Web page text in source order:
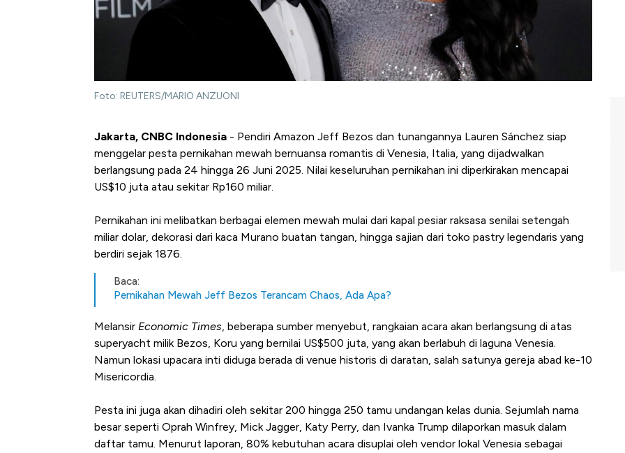
Foto: REUTERS/MARIO ANZUONI
Jakarta, CNBC Indonesia - Pendiri Amazon Jeff Bezos dan tunangannya Lauren Sánchez siap
menggelar pesta pernikahan mewah bernuansa romantis di Venesia, Italia, yang dijadwalkan
berlangsung pada 24 hingga 26 Juni 2025. Nilai keseluruhan pernikahan ini diperkirakan mencapai
US$10 juta atau sekitar Rp160 miliar.
Pernikahan ini melibatkan berbagai elemen mewah mulai dari kapal pesiar raksasa senilai setengah
miliar dolar, dekorasi dari kaca Murano buatan tangan, hingga sajian dari toko pastry legendaris yang
berdiri sejak 1876.
Baca:
Pernikahan Mewah Jeff Bezos Terancam Chaos, Ada Apa?
Melansir Economic Times, beberapa sumber menyebut, rangkaian acara akan berlangsung di atas
superyacht milik Bezos, Koru yang bernilai US$500 juta, yang akan berlabuh di laguna Venesia.
Namun lokasi upacara inti diduga berada di venue historis di daratan, salah satunya gereja abad ke-10
Misericordia.
Pesta ini juga akan dihadiri oleh sekitar 200 hingga 250 tamu undangan kelas dunia. Sejumlah nama
besar seperti Oprah Winfrey, Mick Jagger, Katy Perry, dan Ivanka Trump dilaporkan masuk dalam
daftar tamu. Menurut laporan, 80% kebutuhan acara disuplai oleh vendor lokal Venesia sebagai